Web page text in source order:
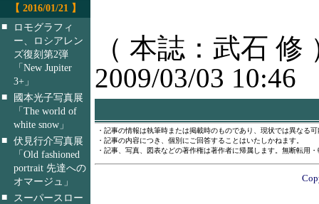
【 2016/01/21 】
■
ロモグラフィ
ー、ロシアレン
ズ復刻第2弾
「New Jupiter
3+」
■
國本光子写真展
「The world of
white snow」
■ 伏見行介写真展
「Old fashioned
portrait 先達への
オマージュ」
■
スーパースロー
（ 本誌：武石 修
2009/03/03 10:46
・記事の情報は執筆時または掲載時のものであり、現状では異なる
・記事の内容につき、個別にご回答することはいたしかねます。
・記事、写真、図表などの著作権は著作者に帰属します。無断転用